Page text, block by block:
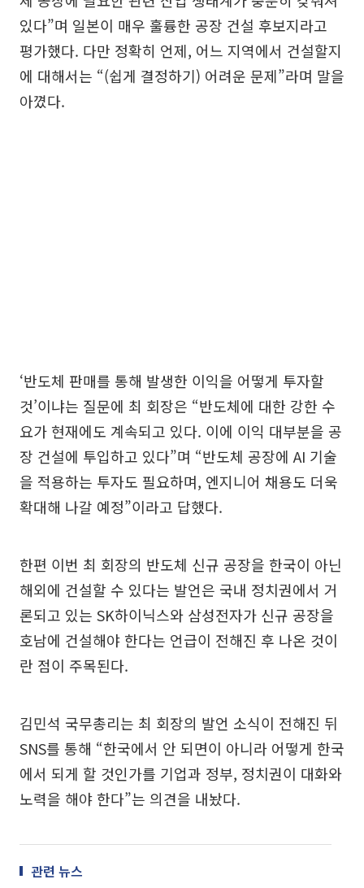
있다”며 일본이 매우 훌륭한 공장 건설 후보지라고
평가했다. 다만 정확히 언제, 어느 지역에서 건설할지
에 대해서는 “(쉽게 결정하기) 어려운 문제”라며 말을
아꼈다.
‘반도체 판매를 통해 발생한 이익을 어떻게 투자할
것’이냐는 질문에 최 회장은 “반도체에 대한 강한 수
요가 현재에도 계속되고 있다. 이에 이익 대부분을 공
장 건설에 투입하고 있다”며 “반도체 공장에 AI 기술
을 적용하는 투자도 필요하며, 엔지니어 채용도 더욱
확대해 나갈 예정”이라고 답했다.
한편 이번 최 회장의 반도체 신규 공장을 한국이 아닌
해외에 건설할 수 있다는 발언은 국내 정치권에서 거
론되고 있는 SK하이닉스와 삼성전자가 신규 공장을
호남에 건설해야 한다는 언급이 전해진 후 나온 것이
란 점이 주목된다.
김민석 국무총리는 최 회장의 발언 소식이 전해진 뒤
SNS를 통해 “한국에서 안 되면이 아니라 어떻게 한국
에서 되게 할 것인가를 기업과 정부, 정치권이 대화와
노력을 해야 한다”는 의견을 내놨다.
관련 뉴스